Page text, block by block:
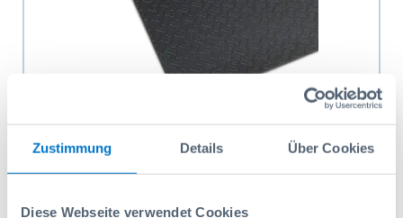
Zustimmung Details Über Cookies
Diese Webseite verwendet Cookies
Tapis pour Tablette 24-0 GL4